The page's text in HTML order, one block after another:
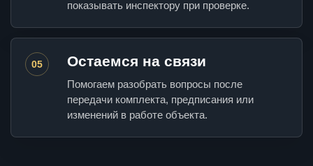
показывать инспектору при проверке.
05 Остаемся на связи
Помогаем разобрать вопросы после
передачи комплекта, предписания или
изменений в работе объекта.